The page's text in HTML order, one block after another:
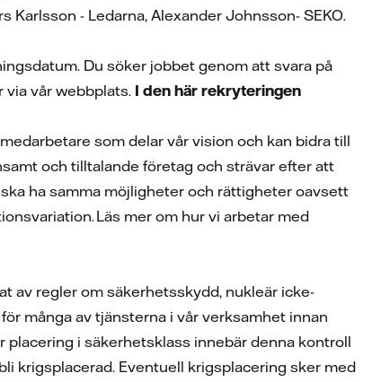
Karlsson - Ledarna, Alexander Johnsson- SEKO.
Du söker jobbet genom att svara på
via vår webbplats. I den här rekryteringen
som delar vår vision och kan bidra till
och tilltalande företag och strävar efter att
ha samma möjligheter och rättigheter oavsett
Läs mer om hur vi arbetar med
av regler om säkerhetsskydd, nukleär icke-
många av tjänsterna i vår verksamhet innan
i säkerhetsklass innebär denna kontroll
krigsplacerad. Eventuell krigsplacering sker med